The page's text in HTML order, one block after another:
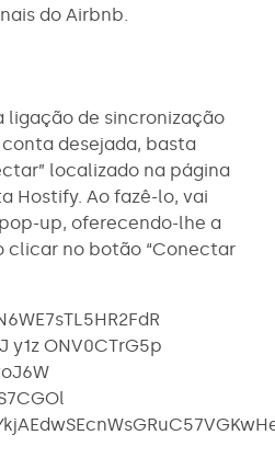
do Airbnb.
ligação de sincronização
desejada, basta
localizado na página
Hostify. Ao fazê-lo, vai
up, oferecendo-lhe a
clicar no botão “Conectar